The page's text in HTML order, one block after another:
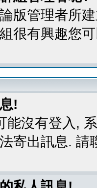
版管理者所
很有興趣您
!
能沒有登入,
寄出訊息. 請